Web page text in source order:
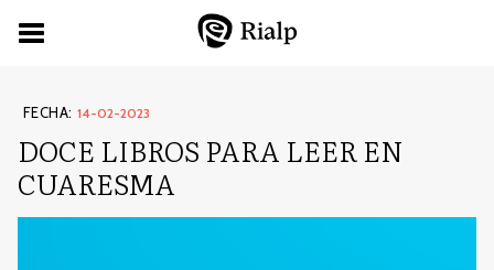
FECHA: 14-02-2023
DOCE LIBROS PARA LEER EN
CUARESMA